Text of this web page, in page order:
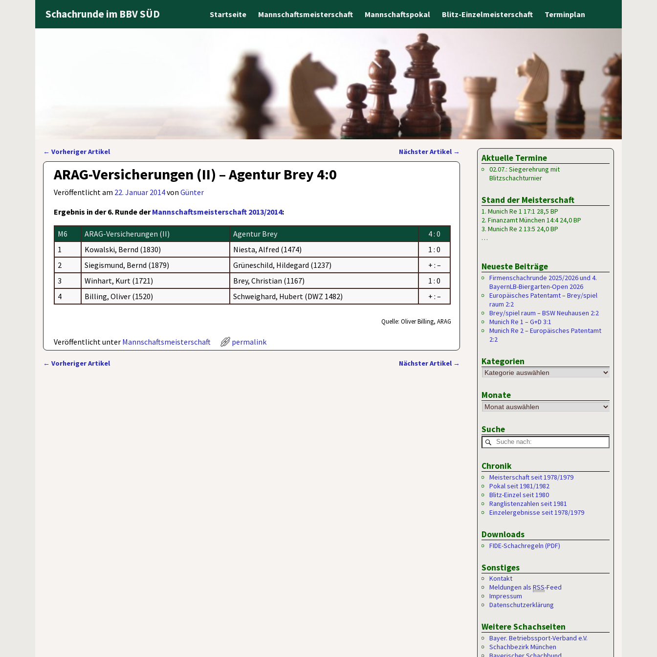
Schachrunde im BBV SÜD Startseite Mannschaftsmeisterschaft Mannschaftspokal Blitz-Einzelmeisterschaft Terminplan
Artikelnavigation
← Vorheriger Artikel Nächster Artikel →
ARAG-Versicherungen (II) – Agentur Brey 4:0
Veröffentlicht am 22. Januar 2014vonGünter
Ergebnis in der 6. Runde derMannschaftsmeisterschaft 2013/2014:
M6 ARAG-Versicherungen (II) Agentur Brey
4 : 0
1
Kowalski, Bernd (1830) Niesta, Alfred (1474)
1 : 0
2
Siegismund, Bernd (1879) Grüneschild, Hildegard (1237)
+ : –
3
Winhart, Kurt (1721) Brey, Christian (1167)
1 : 0
4
Billing, Oliver (1520) Schweighard, Hubert (DWZ 1482) + : –
Quelle: Oliver Billing, ARAG
Veröffentlicht unter Mannschaftsmeisterschaft permalink
← Vorheriger Artikel Nächster Artikel →
Aktuelle Termine
02.07.: Siegerehrung mit
Blitzschachturnier
Stand der Meisterschaft
1. Munich Re 1 17:1 28,5 BP
2. Finanzamt München 14:4 24,0 BP
3. Munich Re 2 13:5 24,0 BP
…
Neueste Beiträge
Firmenschachrunde 2025/2026 und 4.
BayernLB-Biergarten-Open 2026
Europäisches Patentamt – Brey/spiel
raum 2:2
Brey/spiel raum – BSW Neuhausen 2:2
Munich Re 1 – G+D 3:1
Munich Re 2 – Europäisches Patentamt
2:2
Kategorien
Monate
Suche
Chronik
Meisterschaft seit 1978/1979
Pokal seit 1981/1982
Blitz-Einzel seit 1980
Ranglistenzahlen seit 1981
Einzelergebnisse seit 1978/1979
Downloads
FIDE-Schachregeln (PDF)
Sonstiges
Kontakt
Meldungen alsRSS-Feed
Impressum
Datenschutzerklärung
Weitere Schachseiten
Bayer. Betriebssport-Verband e.V.
Schachbezirk München